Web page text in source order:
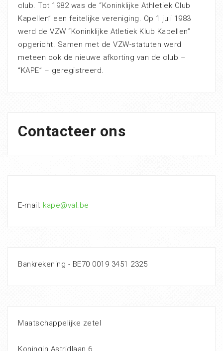
club. Tot 1982 was de “Koninklijke Athletiek Club
Kapellen” een feitelijke vereniging. Op 1 juli 1983
werd de VZW “Koninklijke Atletiek Klub Kapellen”
opgericht. Samen met de VZW-statuten werd
meteen ook de nieuwe afkorting van de club –
“KAPE” – geregistreerd.
Contacteer ons
E-mail: kape@val.be
Bankrekening - BE70 0019 3451 2325
Maatschappelijke zetel
Koningin Astridlaan 6